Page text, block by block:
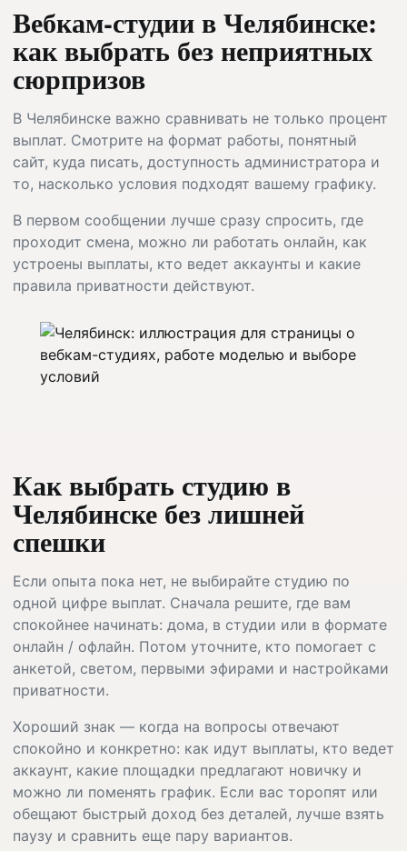
Вебкам-студии в Челябинске:
как выбрать без неприятных
сюрпризов
В Челябинске важно сравнивать не только процент
выплат. Смотрите на формат работы, понятный
сайт, куда писать, доступность администратора и
то, насколько условия подходят вашему графику.
В первом сообщении лучше сразу спросить, где
проходит смена, можно ли работать онлайн, как
устроены выплаты, кто ведет аккаунты и какие
правила приватности действуют.
Как выбрать студию в
Челябинске без лишней
спешки
Если опыта пока нет, не выбирайте студию по
одной цифре выплат. Сначала решите, где вам
спокойнее начинать: дома, в студии или в формате
онлайн / офлайн. Потом уточните, кто помогает с
анкетой, светом, первыми эфирами и настройками
приватности.
Хороший знак — когда на вопросы отвечают
спокойно и конкретно: как идут выплаты, кто ведет
аккаунт, какие площадки предлагают новичку и
можно ли поменять график. Если вас торопят или
обещают быстрый доход без деталей, лучше взять
паузу и сравнить еще пару вариантов.